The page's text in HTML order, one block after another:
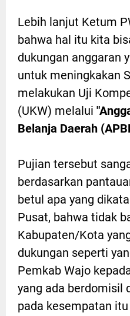
Lebih lanjut Ketum
bahwa hal itu kita
dukungan anggaran
untuk meningkakan
melakukan Uji
(UKW) melalui
Belanja Daerah
Pujian tersebut
berdasarkan
betul apa yang
Pusat, bahwa tidak
Kabupaten/Kota
dukungan seperti
Pemkab Wajo
yang ada berdomisil
pada kesempatan